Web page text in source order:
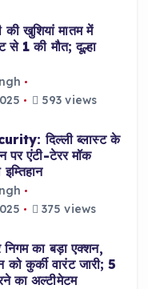
खुशियां मातम में
से 1 की मौत; दूल्हा
593 views
दिल्ली ब्लास्ट के
पर एंटी-टेरर मॉक
375 views
का बड़ा एक्शन,
कुर्की वारंट जारी; 5
का अल्टीमेटम